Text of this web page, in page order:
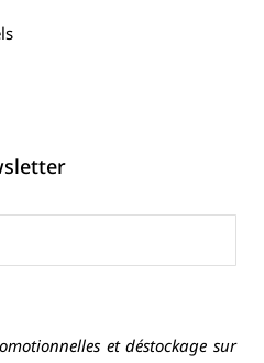
et déstockage sur